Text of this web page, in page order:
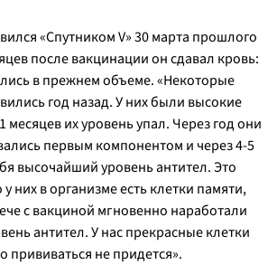
«Спутником V» 30 марта прошлого
после вакцинации он сдавал кровь:
в прежнем объеме. «Некоторые
год назад. У них были высокие
месяцев их уровень упал. Через год они
первым компонентом и через 4-5
высочайший уровень антител. Это
них в организме есть клетки памяти,
с вакциной мгновенно наработали
антител. У нас прекрасные клетки
прививаться не придется».